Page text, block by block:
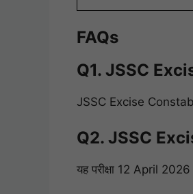
FAQs
Q1. JSSC
JSSC Excise
Q2. JSSC
यह परीक्षा 12 April